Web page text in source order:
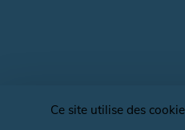
Ce site utilise des